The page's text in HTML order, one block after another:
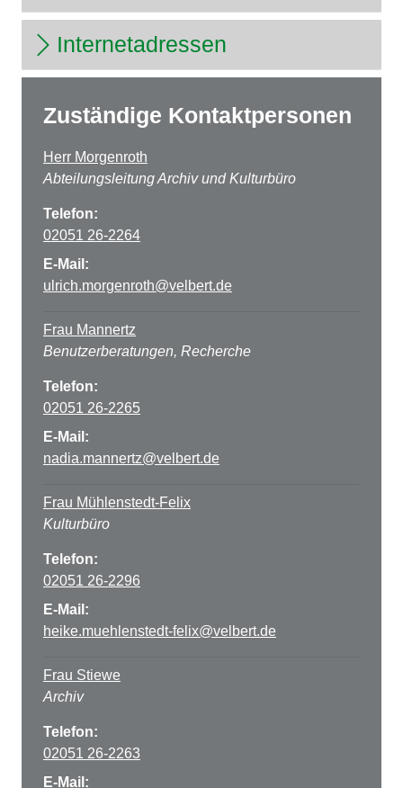
Internetadressen
Zuständige Kontaktpersonen
Herr Morgenroth
Abteilungsleitung Archiv und Kulturbüro
Telefon:
02051 26-2264
E-Mail:
ulrich.morgenroth@velbert.de
Frau Mannertz
Benutzerberatungen, Recherche
Telefon:
02051 26-2265
E-Mail:
nadia.mannertz@velbert.de
Frau Mühlenstedt-Felix
Kulturbüro
Telefon:
02051 26-2296
E-Mail:
heike.muehlenstedt-felix@velbert.de
Frau Stiewe
Archiv
Telefon:
02051 26-2263
E-Mail: